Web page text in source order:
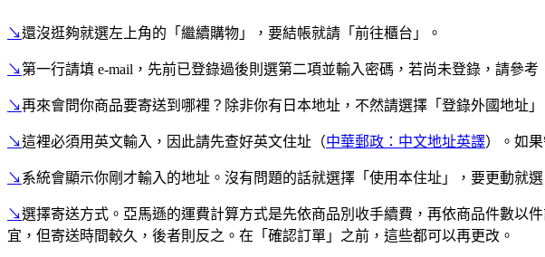
↘還沒逛夠就選左上角的「繼續購物」，要結帳就請「前往櫃台」。
↘第一行請填 e-mail，先前已登錄過後則選第二項並輸入密碼，若尚未登錄，請參考
↘再來會問你商品要寄送到哪裡？除非你有日本地址，不然請選擇「登錄外國地址
↘這裡必須用英文輸入，因此請先查好英文住址（中華郵政：中文地址英譯）。如
↘系統會顯示你剛才輸入的地址。沒有問題的話就選擇「使用本住址」，要更動就
↘選擇寄送方式。亞馬遜的運費計算方式是先依商品別收手續費，再依商品件數以
宜，但寄送時間較久，後者則反之。在「確認訂單」之前，這些都可以再更改。